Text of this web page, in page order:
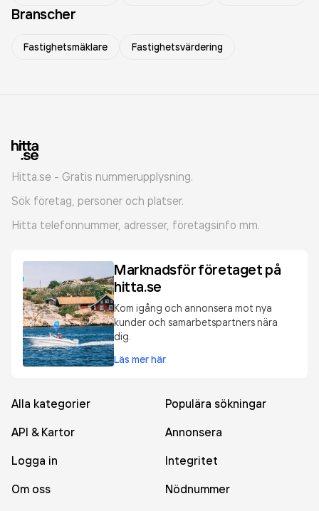
Branscher
Fastighetsmäklare Fastighetsvärdering
Hitta.se - Gratis nummerupplysning.
Sök företag, personer och platser.
Hitta telefonnummer, adresser, företagsinfo mm.
Marknadsför företaget på
hitta.se
Kom igång och annonsera mot nya
kunder och samarbetspartners nära
dig.
Läs mer här
Alla kategorier
Populära sökningar
API & Kartor
Annonsera
Logga in
Integritet
Om oss
Nödnummer